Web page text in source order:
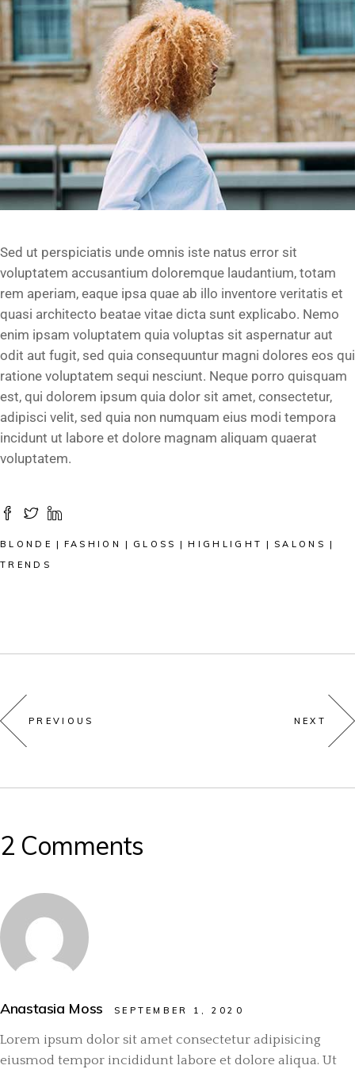
Sed ut perspiciatis unde omnis iste natus error sit
voluptatem accusantium doloremque laudantium, totam
rem aperiam, eaque ipsa quae ab illo inventore veritatis et
quasi architecto beatae vitae dicta sunt explicabo. Nemo
enim ipsam voluptatem quia voluptas sit aspernatur aut
odit aut fugit, sed quia consequuntur magni dolores eos qui
ratione voluptatem sequi nesciunt. Neque porro quisquam
est, qui dolorem ipsum quia dolor sit amet, consectetur,
adipisci velit, sed quia non numquam eius modi tempora
incidunt ut labore et dolore magnam aliquam quaerat
voluptatem.
BLONDE FASHION GLOSS HIGHLIGHT
SALONS
TRENDS
PREVIOUS NEXT
2 Comments
Anastasia Moss SEPTEMBER 1, 2020
Lorem ipsum dolor sit amet consectetur adipisicing
eiusmod tempor incididunt labore et dolore aliqua. Ut